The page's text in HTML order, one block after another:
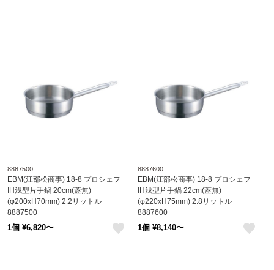
8887500
EBM(江部松商事) 18-8 プロシェフ
IH浅型片手鍋 20cm(蓋無)
(φ200xH70mm) 2.2リットル
8887500
1個 ¥6,820〜
8887600
EBM(江部松商事) 18-8 プロシェフ
IH浅型片手鍋 22cm(蓋無)
(φ220xH75mm) 2.8リットル
8887600
1個 ¥8,140〜